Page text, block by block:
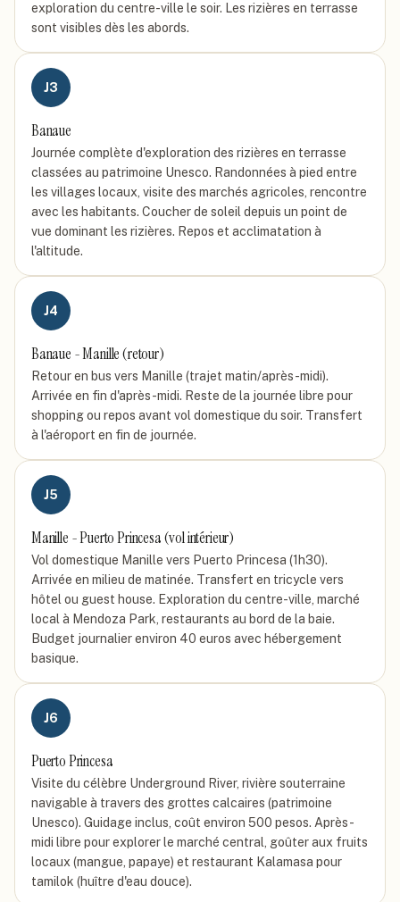
exploration du centre-ville le soir. Les rizières en terrasse
sont visibles dès les abords.
J3
Banaue
Journée complète d'exploration des rizières en terrasse
classées au patrimoine Unesco. Randonnées à pied entre
les villages locaux, visite des marchés agricoles, rencontre
avec les habitants. Coucher de soleil depuis un point de
vue dominant les rizières. Repos et acclimatation à
l'altitude.
J4
Banaue - Manille (retour)
Retour en bus vers Manille (trajet matin/après-midi).
Arrivée en fin d'après-midi. Reste de la journée libre pour
shopping ou repos avant vol domestique du soir. Transfert
à l'aéroport en fin de journée.
J5
Manille - Puerto Princesa (vol intérieur)
Vol domestique Manille vers Puerto Princesa (1h30).
Arrivée en milieu de matinée. Transfert en tricycle vers
hôtel ou guest house. Exploration du centre-ville, marché
local à Mendoza Park, restaurants au bord de la baie.
Budget journalier environ 40 euros avec hébergement
basique.
J6
Puerto Princesa
Visite du célèbre Underground River, rivière souterraine
navigable à travers des grottes calcaires (patrimoine
Unesco). Guidage inclus, coût environ 500 pesos. Après-
midi libre pour explorer le marché central, goûter aux fruits
locaux (mangue, papaye) et restaurant Kalamasa pour
tamilok (huître d'eau douce).